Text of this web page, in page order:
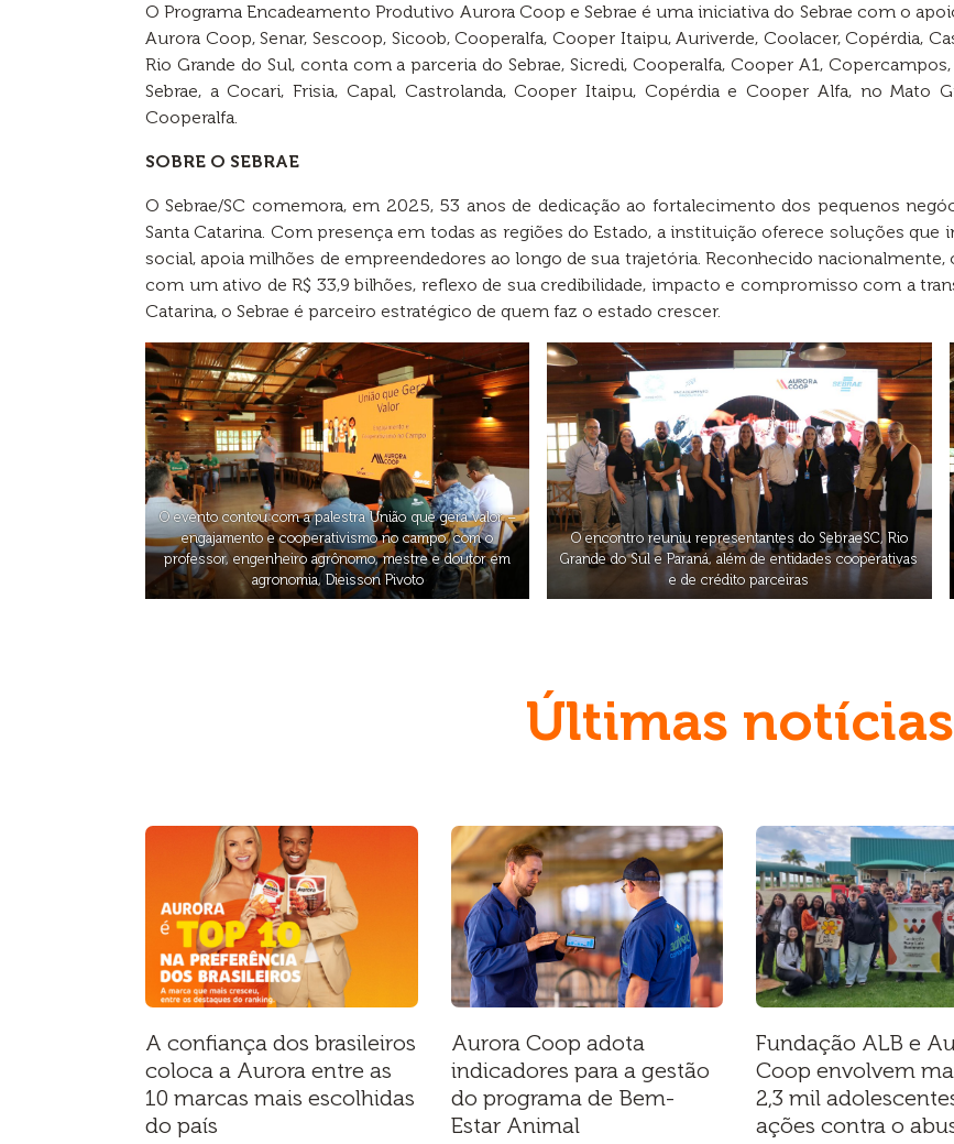
O Programa Encadeamento Produtivo Aurora Coop e Sebrae é uma iniciativa do Sebrae com o
Aurora Coop, Senar, Sescoop, Sicoob, Cooperalfa, Cooper Itaipu, Auriverde, Coolacer, Copérdia,
Rio Grande do Sul, conta com a parceria do Sebrae, Sicredi, Cooperalfa, Cooper A1,
Sebrae, a Cocari, Frisia, Capal, Castrolanda, Cooper Itaipu, Copérdia e Cooper Alfa, no Mato
Cooperalfa.
SOBRE O SEBRAE
O Sebrae/SC comemora, em 2025, 53 anos de dedicação ao fortalecimento dos pequenos
Santa Catarina. Com presença em todas as regiões do Estado, a instituição oferece soluções
social, apoia milhões de empreendedores ao longo de sua trajetória. Reconhecido nacionalmente,
com um ativo de R$ 33,9 bilhões, reflexo de sua credibilidade, impacto e compromisso com a
Catarina, o Sebrae é parceiro estratégico de quem faz o estado crescer.
O evento contou com a palestra União que gera valor –
engajamento e cooperativismo no campo, com o
professor, engenheiro agrônomo, mestre e doutor em
agronomia, Dieisson Pivoto
O encontro reuniu representantes do SebraeSC, Rio
Grande do Sul e Paraná, além de entidades cooperativas
e de crédito parceiras
Últimas notícias
A confiança dos brasileiros
coloca a Aurora entre as
10 marcas mais escolhidas
do país
Aurora Coop adota
indicadores para a gestão
do programa de Bem-
Estar Animal
Fundação ALB e
Coop envolvem
2,3 mil
ações contra o